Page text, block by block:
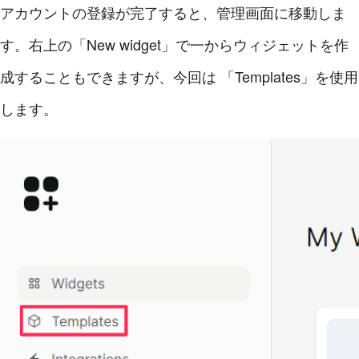
アカウントの登録が完了すると、管理画面に移動しま
す。右上の「New widget」で一からウィジェットを作
成することもできますが、今回は 「Templates」を使用
します。